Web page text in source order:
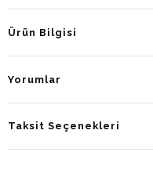
Ürün Bilgisi
Yorumlar
Taksit Seçenekleri